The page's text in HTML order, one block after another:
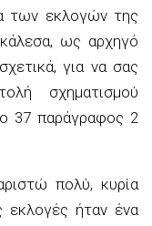
των εκλογών της
ως αρχηγό
για να σας
σχηματισμού
37 παράγραφος 2
πολύ, κυρία
εκλογές ήταν ένα